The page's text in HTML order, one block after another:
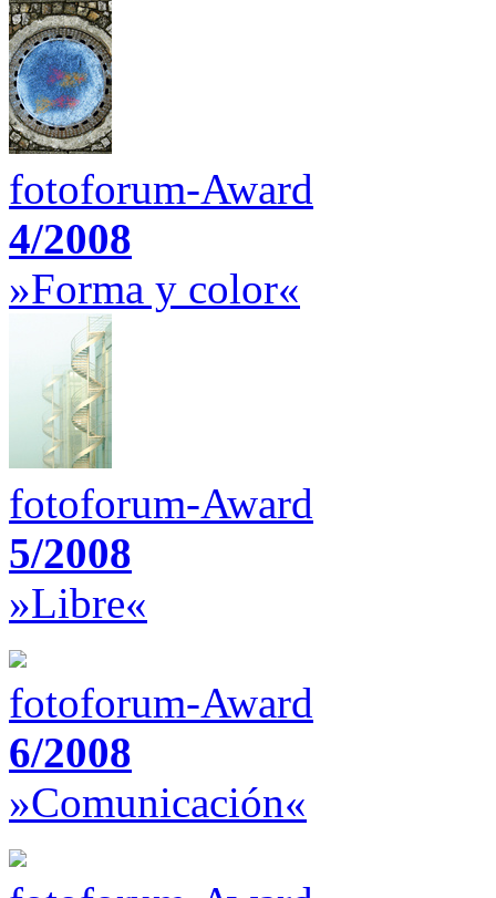
fotoforum-Award
4/2008
»Forma y color«
fotoforum-Award
5/2008
»Libre«
fotoforum-Award
6/2008
»Comunicación«